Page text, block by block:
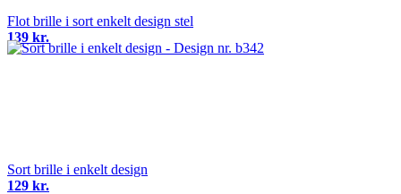
Flot brille i sort enkelt design stel
139 kr.
Sort brille i enkelt design
129 kr.